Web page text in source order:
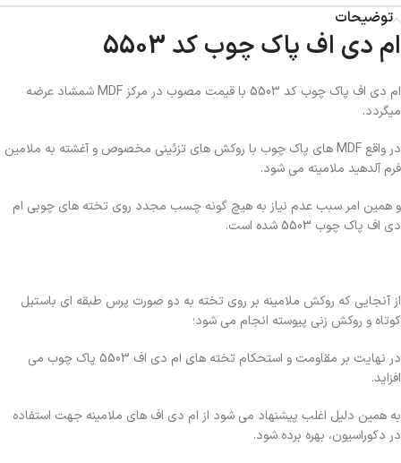
توضیحات
ام دی اف پاک چوب کد 5503
ام دی اف پاک چوب کد 5503 با قیمت مصوب در مرکز MDF شمشاد عرضه
میگردد.
در واقع MDF های پاک چوب با روکش های تزئینی مخصوص و آغشته به ملامین
فرم آلدهید ملامینه می شود.
و همین امر سبب عدم نیاز به هیچ گونه چسب مجدد روی تخته های چوبی ام
دی اف پاک چوب 5503 شده است.
از آنجایی که روکش ملامینه بر روی تخته به دو صورت پرس طبقه ای باستیل
کوتاه و روکش زنی پیوسته انجام می شود؛
در نهایت بر مقاومت و استحکام تخته های ام دی اف 5503 پاک چوب می
افزاید.
به همین دلیل اغلب پیشنهاد می شود از ام دی اف های ملامینه جهت استفاده
در دکوراسیون، بهره برده شود.